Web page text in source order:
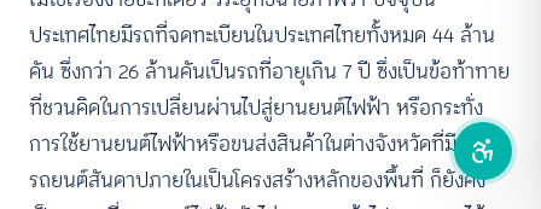
ประเทศไทยมีรถที่จดทะเบียนในประเทศไทยทั้งหมด 44 ล้าน
คัน ซึ่งกว่า 26 ล้านคันเป็นรถที่อายุเกิน 7 ปี ซึ่งเป็นข้อท้าทาย
ที่ชวนคิดในการเปลี่ยนผ่านไปสู่ยานยนต์ไฟฟ้า หรือกระทั่ง
การใช้ยานยนต์ไฟฟ้าหรือขนส่งสินค้าในต่างจังหวัดที่มี
รถยนต์สันดาปภายในเป็นโครงสร้างหลักของพื้นที่ ก็ยังคง
ซ่อนรูปภาพ
ลดการเคลื่อนไหว